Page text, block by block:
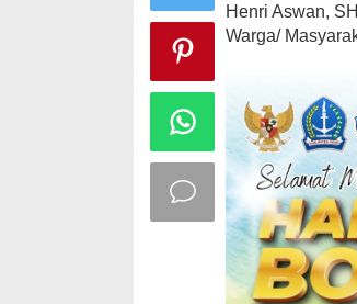
Henri Aswan,
Warga/